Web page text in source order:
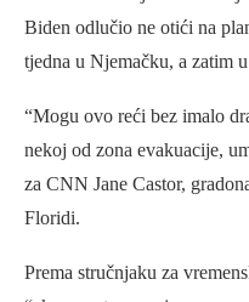
Biden odlučio ne otići na
tjedna u Njemačku, a zatim
“Mogu ovo reći bez imalo
nekoj od zona evakuacije,
za CNN Jane Castor,
Floridi.
Prema stručnjaku za